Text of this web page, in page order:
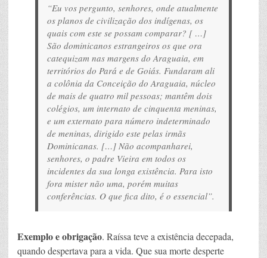
“Eu vos pergunto, senhores, onde atualmente
os planos de civilização dos indígenas, os
quais com este se possam comparar? [ …]
São dominicanos estrangeiros os que ora
catequizam nas margens do Araguaia, em
territórios do Pará e de Goiás. Fundaram ali
a colônia da Conceição do Araguaia, núcleo
de mais de quatro mil pessoas; mantêm dois
colégios, um internato de cinquenta meninas,
e um externato para número indeterminado
de meninas, dirigido este pelas irmãs
Dominicanas. […] Não acompanharei,
senhores, o padre Vieira em todos os
incidentes da sua longa existência. Para isto
fora mister não uma, porém muitas
conferências. O que fica dito, é o essencial”.
Exemplo e obrigação. Raíssa teve a existência decepada,
quando despertava para a vida. Que sua morte desperte